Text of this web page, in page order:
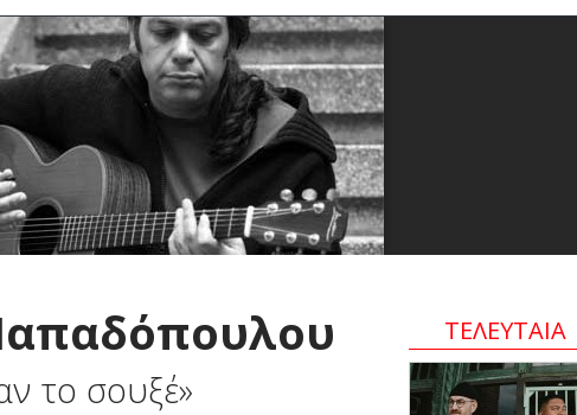
το σουξέ»
ΤΕΛΕΥΤΑΙΑ